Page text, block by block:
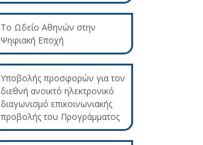
Το Ωδείο Αθηνών στην
Ψηφιακή Εποχή
Υποβολής προσφορών για τον
διεθνή ανοικτό ηλεκτρονικό
διαγωνισμό επικοινωνιακής
προβολής του Προγράμματος